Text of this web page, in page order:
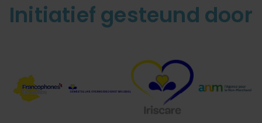
Initiatief gesteund door